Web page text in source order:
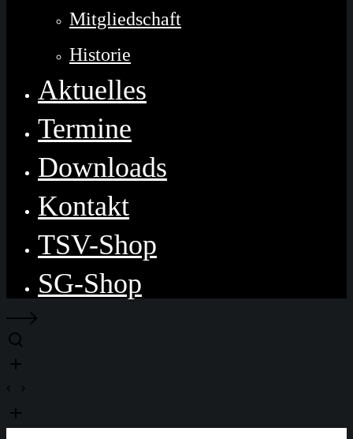
Mitgliedschaft
Historie
Aktuelles
Termine
Downloads
Kontakt
TSV-Shop
SG-Shop